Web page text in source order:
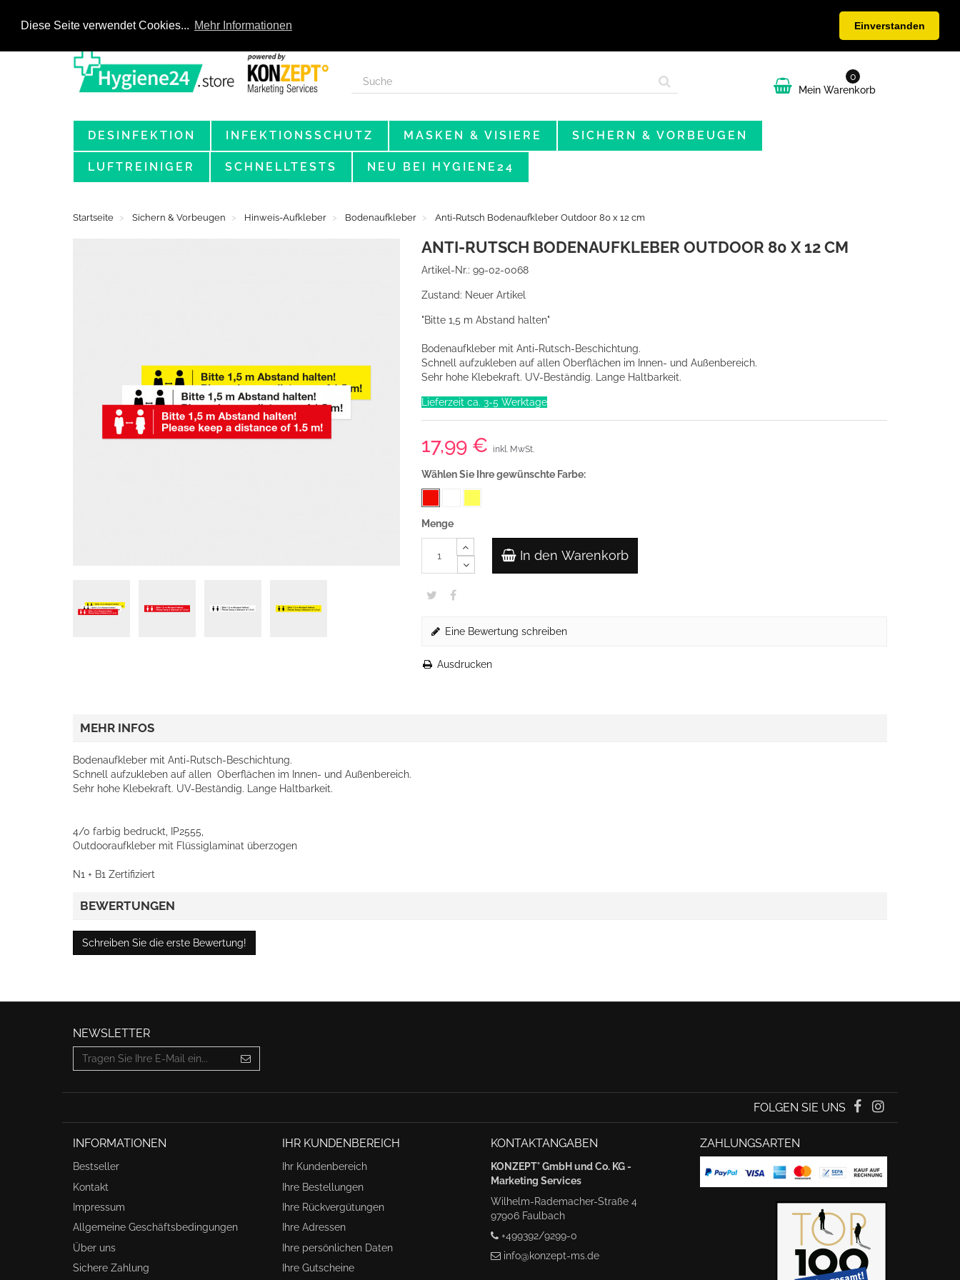
Diese Seite verwendet Cookies... Mehr Informationen Einverstanden
Mein Warenkorb
0
DESINFEKTION INFEKTIONSSCHUTZ MASKEN & VISIERE SICHERN & VORBEUGEN
LUFTREINIGER SCHNELLTESTS NEU BEI HYGIENE24
Startseite Sichern & Vorbeugen Hinweis-Aufkleber Bodenaufkleber Anti-Rutsch Bodenaufkleber Outdoor 80 x 12 cm
ANTI-RUTSCH BODENAUFKLEBER OUTDOOR 80 X 12 CM
Artikel-Nr.: 99-02-0068
Zustand: Neuer Artikel
"Bitte 1,5 m Abstand halten"
Bodenaufkleber mit Anti-Rutsch-Beschichtung.
Schnell aufzukleben auf allen Oberflächen im Innen- und Außenbereich.
Sehr hohe Klebekraft. UV-Beständig. Lange Haltbarkeit.
Lieferzeit ca. 3-5 Werktage
17,99 € inkl. MwSt.
Wählen Sie Ihre gewünschte Farbe:
Menge
In den Warenkorb
Eine Bewertung schreiben
Ausdrucken
MEHR INFOS
Bodenaufkleber mit Anti-Rutsch-Beschichtung.
Schnell aufzukleben auf allen Oberflächen im Innen- und Außenbereich.
Sehr hohe Klebekraft. UV-Beständig. Lange Haltbarkeit.
4/0 farbig bedruckt, IP2555,
Outdooraufkleber mit Flüssiglaminat überzogen
N1 + B1 Zertifiziert
BEWERTUNGEN
Schreiben Sie die erste Bewertung!
NEWSLETTER
FOLGEN SIE UNS
INFORMATIONEN
Bestseller
Kontakt
Impressum
Allgemeine Geschäftsbedingungen
Über uns
Sichere Zahlung
IHR KUNDENBEREICH
Ihr Kundenbereich
Ihre Bestellungen
Ihre Rückvergütungen
Ihre Adressen
Ihre persönlichen Daten
Ihre Gutscheine
KONTAKTANGABEN
KONZEPT° GmbH und Co. KG -
Marketing Services
Wilhelm-Rademacher-Straße 4
97906 Faulbach
+499392/9299-0
info@konzept-ms.de
ZAHLUNGSARTEN